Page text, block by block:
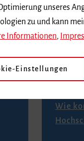
An der
Wie
unseres
zu und kann
Informationen,
Einstellungen